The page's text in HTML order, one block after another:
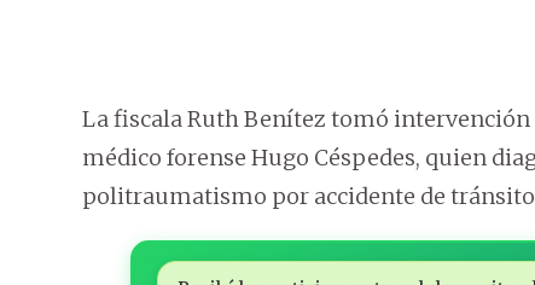
La fiscala Ruth Benítez tomó
médico forense Hugo Céspedes, quien
politraumatismo por accidente de